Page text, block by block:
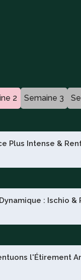
2 Semaine 3
Plus Intense &
: Ischio &
l'Étirement